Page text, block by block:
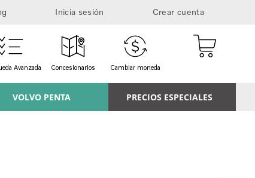
Inicia sesión Crear cuenta
Avanzada Concesionarios Cambiar moneda
VOLVO PENTA PRECIOS ESPECIALES